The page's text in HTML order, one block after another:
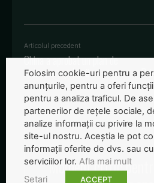
Articolul precedent
China a aprobat un plan de
reducere a poluarii
Moment critic
Folosim cookie-uri pentru a
anunțurile, pentru a oferi
pentru a analiza traficul. De
partenerilor de rețele sociale,
analize informații cu privire la
site-ul nostru. Aceștia le pot
informații oferite de dvs. sau
serviciilor lor. Afla mai mult
Setari
ACCEPT